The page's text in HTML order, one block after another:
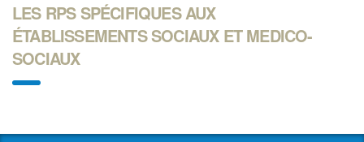
LES RPS SPÉCIFIQUES AUX
ÉTABLISSEMENTS SOCIAUX ET MEDICO-
SOCIAUX